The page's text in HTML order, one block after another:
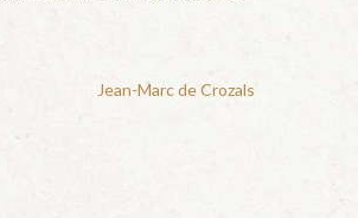
Jean-Marc de Crozals